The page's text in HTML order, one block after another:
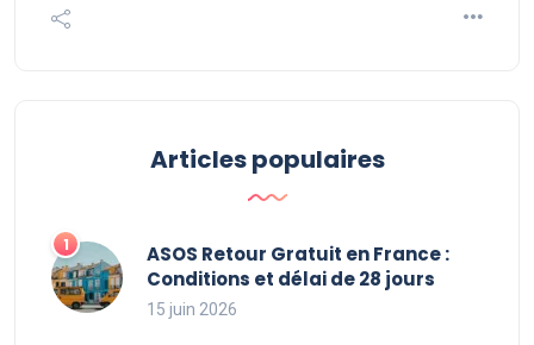
Articles populaires
ASOS Retour Gratuit en France :
Conditions et délai de 28 jours
15 juin 2026